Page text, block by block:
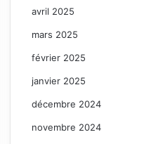
avril 2025
mars 2025
février 2025
janvier 2025
décembre 2024
novembre 2024